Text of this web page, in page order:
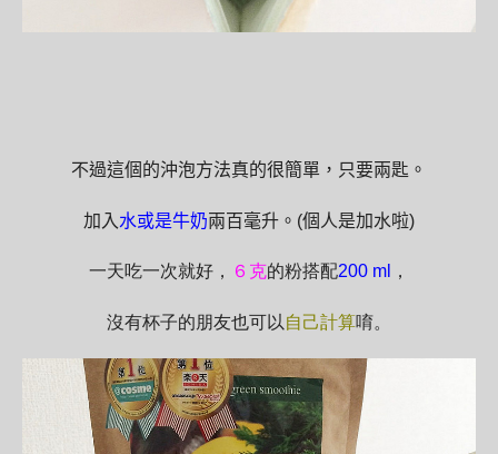
不過這個的沖泡方法真的很簡單，只要兩匙。
加入 水或是牛奶兩百毫升。 (個人是加水啦)
一天吃一次就好， ６克的粉搭配200 ml ，
沒有杯子的朋友也可以 自己計算唷。